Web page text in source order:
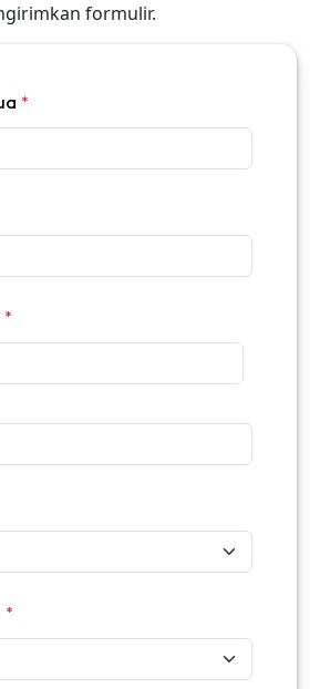
formulir.
*
*
*